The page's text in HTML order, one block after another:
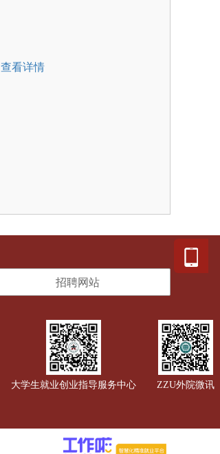
查看详情
招聘网站
大学生就业创业指导服务中心 ZZU外院微讯